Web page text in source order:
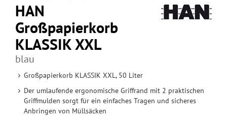
HAN
Großpapierkorb
KLASSIK XXL
blau
Großpapierkorb KLASSIK XXL, 50 Liter
Der umlaufende ergonomische Griffrand mit 2 praktischen
Griffmulden sorgt für ein einfaches Tragen und sicheres
Anbringen von Müllsäcken